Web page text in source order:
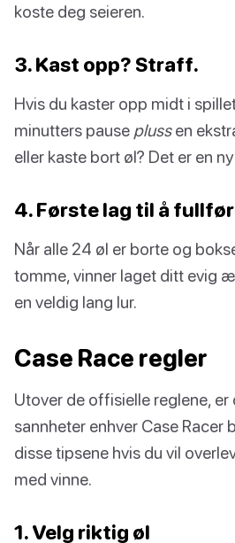
koste deg seieren.
3. Kast opp? Straff.
Hvis du kaster opp midt i
minutters pause plussen
eller kaste bort øl? Det er en
4. Første lag til å
Når alle 24 øl er borte og
tomme, vinner laget ditt evig
en veldig lang lur.
Case Race regler
Utover de offisielle reglene, er
sannheter enhver Case Racer
disse tipsene hvis du vil
med vinne.
1. Velg riktig øl